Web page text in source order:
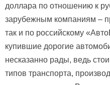
доллара по отношению к
зарубежным компаниям –
так и по российскому
купившие дорогие
несказанно рады, ведь
типов транспорта,